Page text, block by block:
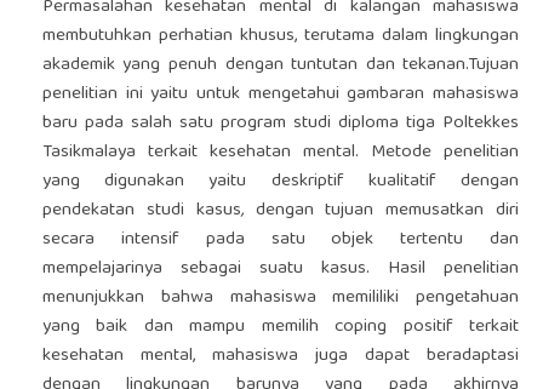
Permasalahan kesehatan mental di kalangan mahasiswa
membutuhkan perhatian khusus, terutama dalam lingkungan
akademik yang penuh dengan tuntutan dan tekanan.Tujuan
penelitian ini yaitu untuk mengetahui gambaran mahasiswa
baru pada salah satu program studi diploma tiga Poltekkes
Tasikmalaya terkait kesehatan mental. Metode penelitian
yang digunakan yaitu deskriptif kualitatif dengan
pendekatan studi kasus,dengan tujuan memusatkan diri
secara intensif pada satu objek tertentu dan
mempelajarinya sebagai suatu kasus. Hasil penelitian
menunjukkan bahwa mahasiswa memililiki pengetahuan
yang baik dan mampu memilih coping positif terkait
kesehatan mental, mahasiswa juga dapat beradaptasi